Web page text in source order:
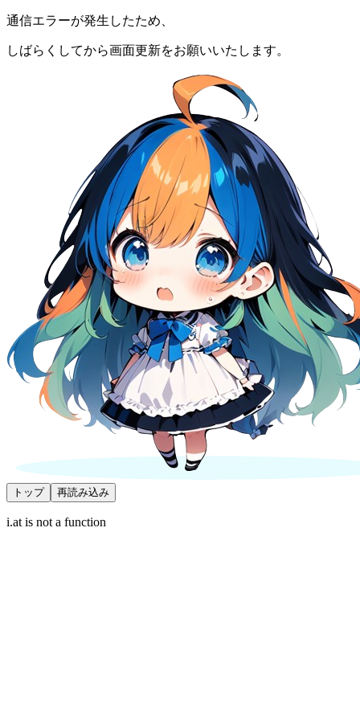
通信エラーが発生したため、
しばらくしてから画面更新をお願いいたします。
トップ 再読み込み
i.at is not a function